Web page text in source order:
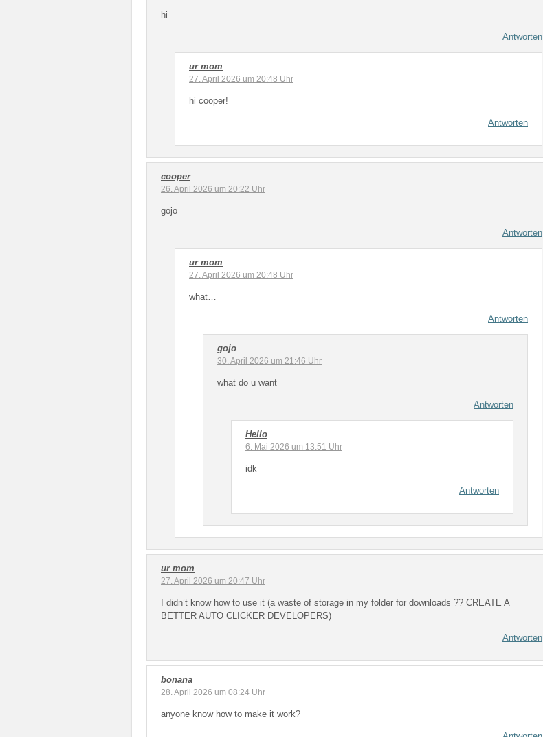
hi
Antworten
ur mom
27. April 2026 um 20:48 Uhr
hi cooper!
Antworten
cooper
26. April 2026 um 20:22 Uhr
gojo
Antworten
ur mom
27. April 2026 um 20:48 Uhr
what…
Antworten
gojo
30. April 2026 um 21:46 Uhr
what do u want
Antworten
Hello
6. Mai 2026 um 13:51 Uhr
idk
Antworten
ur mom
27. April 2026 um 20:47 Uhr
I didn’t know how to use it (a waste of storage in my folder for downloads ?? CREATE A
BETTER AUTO CLICKER DEVELOPERS)
Antworten
bonana
28. April 2026 um 08:24 Uhr
anyone know how to make it work?